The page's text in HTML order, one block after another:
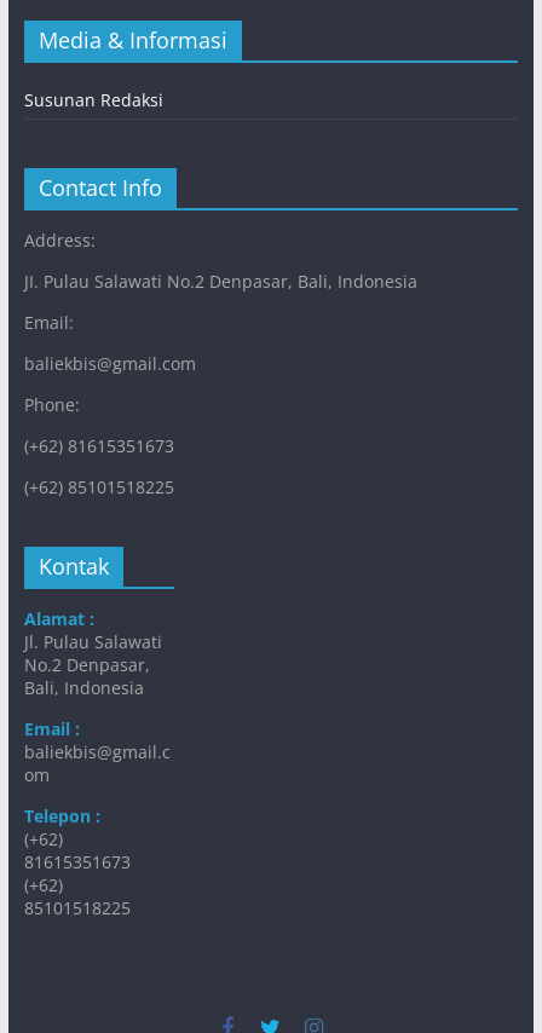
Media & Informasi
Susunan Redaksi
Contact Info
Address:
JI. Pulau Salawati No.2 Denpasar, Bali, Indonesia
Email:
baliekbis@gmail.com
Phone:
(+62) 81615351673
(+62) 85101518225
Kontak
Alamat :
Jl. Pulau Salawati
No.2 Denpasar,
Bali, Indonesia
Email :
baliekbis@gmail.c
om
Telepon :
(+62)
81615351673
(+62)
85101518225